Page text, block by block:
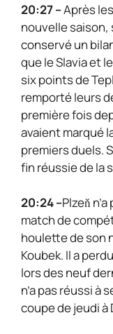
20:27 –Après
nouvelle
conservé un
que le Slavia et
six points de
remporté leurs
première fois
avaient marqué
premiers duels.
fin réussie de la
20:24 –Plzeň
match de
houlette de son
Koubek. Il a
lors des neuf
n’a pas réussi à
coupe de jeudi à